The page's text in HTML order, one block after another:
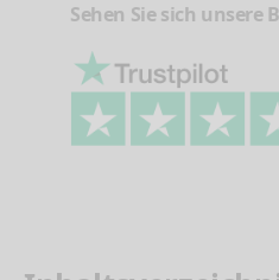
Sehen Sie sich unsere